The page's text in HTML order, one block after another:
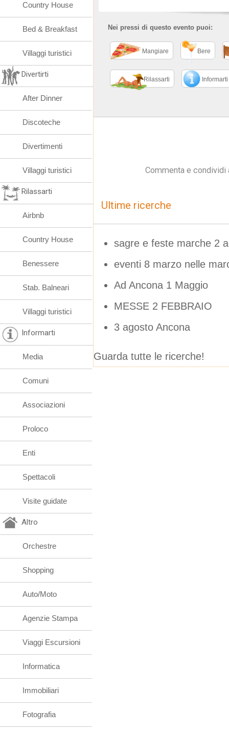
Nei pressi di questo evento puoi:
Mangiare Bere
Rilassarti Informarti
Commenta e
Ultime ricerche
sagre e feste marche 2
eventi 8 marzo nelle
Ad Ancona 1 Maggio
MESSE 2 FEBBRAIO
3 agosto Ancona
Guarda tutte le ricerche!
Country House
Bed & Breakfast
Villaggi turistici
Divertirti
After Dinner
Discoteche
Divertimenti
Villaggi turistici
Rilassarti
Airbnb
Country House
Benessere
Stab. Balneari
Villaggi turistici
Informarti
Media
Comuni
Associazioni
Proloco
Enti
Spettacoli
Visite guidate
Altro
Orchestre
Shopping
Auto/Moto
Agenzie Stampa
Viaggi Escursioni
Informatica
Immobiliari
Fotografia